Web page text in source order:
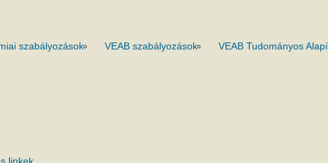
szabályozások VEAB szabályozások VEAB Tudományos